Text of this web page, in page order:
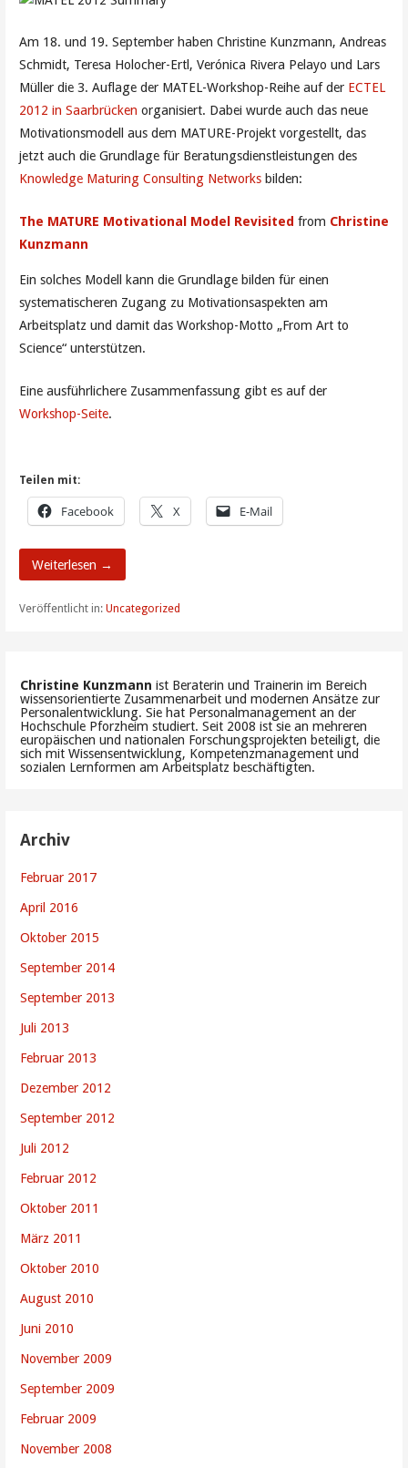
Am 18. und 19. September haben Christine Kunzmann, Andreas
Schmidt, Teresa Holocher-Ertl, Verónica Rivera Pelayo und Lars
Müller die 3. Auflage der MATEL-Workshop-Reihe auf der ECTEL
2012 in Saarbrücken organisiert. Dabei wurde auch das neue
Motivationsmodell aus dem MATURE-Projekt vorgestellt, das
jetzt auch die Grundlage für Beratungsdienstleistungen des
Knowledge Maturing Consulting Networksbilden:
The MATURE Motivational Model Revisited from Christine
Kunzmann
Ein solches Modell kann die Grundlage bilden für einen
systematischeren Zugang zu Motivationsaspekten am
Arbeitsplatz und damit das Workshop-Motto „From Art to
Science“ unterstützen.
Eine ausführlichere Zusammenfassung gibt es auf der
Workshop-Seite.
Teilen mit:
Facebook X E-Mail
Weiterlesen →
Veröffentlicht in: Uncategorized
Christine Kunzmann ist Beraterin und Trainerin im Bereich
wissensorientierte Zusammenarbeit und modernen Ansätze zur
Personalentwicklung. Sie hat Personalmanagement an der
Hochschule Pforzheim studiert. Seit 2008 ist sie an mehreren
europäischen und nationalen Forschungsprojekten beteiligt, die
sich mit Wissensentwicklung, Kompetenzmanagement und
sozialen Lernformen am Arbeitsplatz beschäftigten.
Archiv
Februar 2017
April 2016
Oktober 2015
September 2014
September 2013
Juli 2013
Februar 2013
Dezember 2012
September 2012
Juli 2012
Februar 2012
Oktober 2011
März 2011
Oktober 2010
August 2010
Juni 2010
November 2009
September 2009
Februar 2009
November 2008